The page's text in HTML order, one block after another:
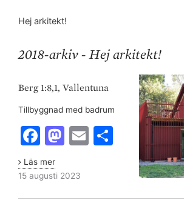
Hej arkitekt!
2018-arkiv - Hej arkitekt!
Berg 1:8,1, Vallentuna
Tillbyggnad med badrum
F
a
c
e
M
st
o
E
l
e
1:8,1,
Läs mer
15 augusti 2023